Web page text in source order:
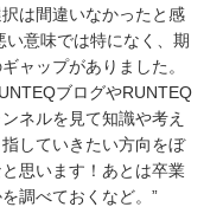
は間違いなかったと感
い意味では特になく、期
ャップがありました。
ブログやRUNTEQ
ネルを見て知識や考え
していきたい方向をぼ
思います！あとは卒業
調べておくなど。”